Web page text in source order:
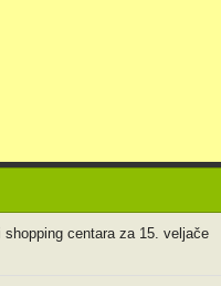
shopping centara za 15. veljače